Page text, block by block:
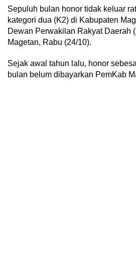
Sepuluh bulan honor tidak keluar
kategori dua (K2) di Kabupaten
Dewan Perwakilan Rakyat Daerah
Magetan, Rabu (24/10).
Sejak awal tahun lalu, honor
bulan belum dibayarkan PemKab